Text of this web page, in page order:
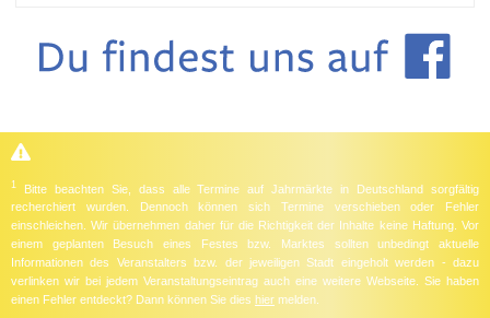
1
Bitte beachten Sie, dass alle Termine auf Jahrmärkte in Deutschland sorgfältig
recherchiert wurden. Dennoch können sich Termine verschieben oder Fehler
einschleichen. Wir übernehmen daher für die Richtigkeit der Inhalte keine Haftung. Vor
einem geplanten Besuch eines Festes bzw. Marktes sollten unbedingt aktuelle
Informationen des Veranstalters bzw. der jeweiligen Stadt eingeholt werden - dazu
verlinken wir bei jedem Veranstaltungseintrag auch eine weitere Webseite. Sie haben
einen Fehler entdeckt? Dann können Sie dies hier melden.